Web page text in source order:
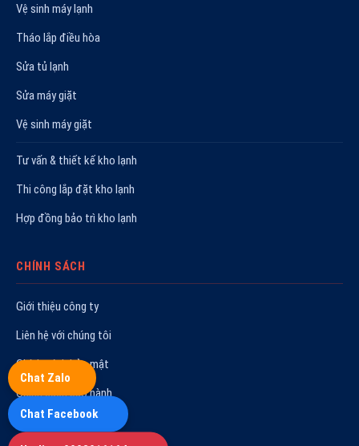
Vệ sinh máy lạnh
Tháo lắp điều hòa
Sửa tủ lạnh
Sửa máy giặt
Vệ sinh máy giặt
Tư vấn & thiết kế kho lạnh
Thi công lắp đặt kho lạnh
Hợp đồng bảo trì kho lạnh
CHÍNH SÁCH
Giới thiệu công ty
Liên hệ với chúng tôi
Chính sách bảo mật
Chính sách bảo hành
Quy trình sửa chữa
Chat Zalo
Chat Facebook